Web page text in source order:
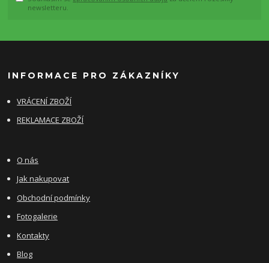
newsletteru.
INFORMACE PRO ZÁKAZNÍKY
VRÁCENÍ ZBOŽÍ
REKLAMACE ZBOŽÍ
O nás
Jak nakupovat
Obchodní podmínky
Fotogalerie
Kontakty
Blog